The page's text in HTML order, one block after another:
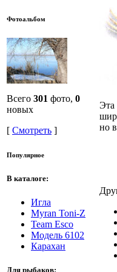
Фотоальбом
Всего 301 фото, 0
новых
[ Смотреть ]
Популярное
В каталоге:
Игла
Myran Toni-Z
Team Esco
Модель 6102
Карахан
Для рыбаков:
Эта
но